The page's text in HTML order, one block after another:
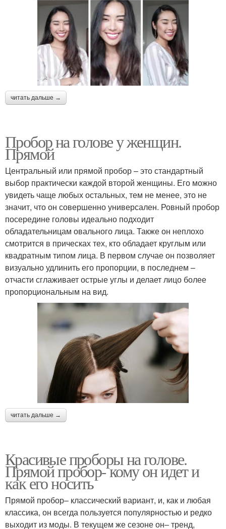
читать дальше →
Пробор на голове у женщин.
Прямой
Центральный или прямой пробор – это стандартный
выбор практически каждой второй женщины. Его можно
увидеть чаще любых остальных, тем не менее, это не
значит, что он совершенно универсален. Ровный пробор
посередине головы идеально подходит
обладательницам овального лица. Также он неплохо
смотрится в прическах тех, кто обладает круглым или
квадратным типом лица. В первом случае он позволяет
визуально удлинить его пропорции, в последнем –
отчасти сглаживает острые углы и делает лицо более
пропорциональным на вид.
читать дальше →
Красивые проборы на голове.
Прямой пробор- кому он идет и
как его носить
Прямой пробор– классический вариант, и, как и любая
классика, он всегда пользуется популярностью и редко
выходит из моды. В текущем же сезоне он– тренд,